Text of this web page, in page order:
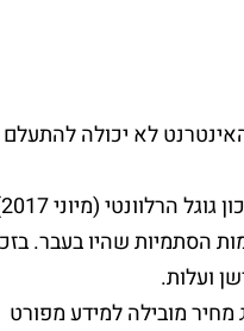
לא יכולה להתעלם
בנוסף הבינו
הסתמיות שהיו בעבר.
ועלות.
מובילה למידע מפורט